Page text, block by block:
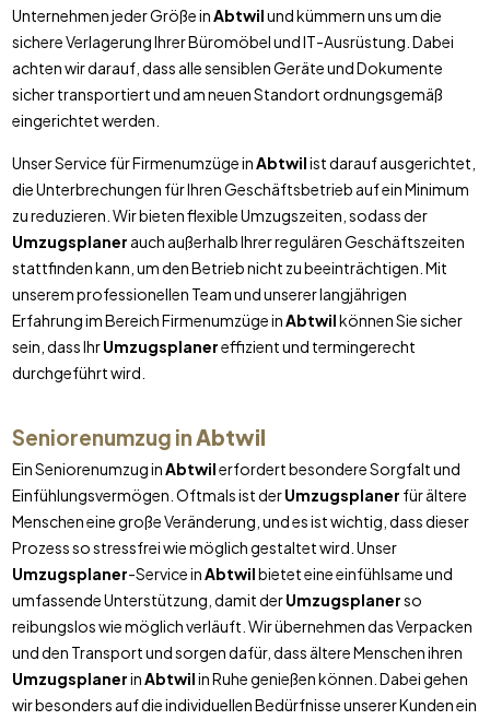
Unternehmen jeder Größe inAbtwilund kümmern uns um die
sichere Verlagerung Ihrer Büromöbel und IT-Ausrüstung. Dabei
achten wir darauf, dass alle sensiblen Geräte und Dokumente
sicher transportiert und am neuen Standort ordnungsgemäß
eingerichtet werden.
Unser Service für Firmenumzüge inAbtwilist darauf ausgerichtet,
die Unterbrechungen für Ihren Geschäftsbetrieb auf ein Minimum
zu reduzieren. Wir bieten flexible Umzugszeiten, sodass der
Umzugsplaner auch außerhalb Ihrer regulären Geschäftszeiten
stattfinden kann, um den Betrieb nicht zu beeinträchtigen. Mit
unserem professionellen Team und unserer langjährigen
Erfahrung im Bereich Firmenumzüge inAbtwilkönnen Sie sicher
sein, dass IhrUmzugsplanereffizient und termingerecht
durchgeführt wird.
Seniorenumzug inAbtwil
Ein Seniorenumzug inAbtwilerfordert besondere Sorgfalt und
Einfühlungsvermögen. Oftmals ist derUmzugsplaner für ältere
Menschen eine große Veränderung, und es ist wichtig, dass dieser
Prozess so stressfrei wie möglich gestaltet wird. Unser
Umzugsplaner-Service inAbtwilbietet eine einfühlsame und
umfassende Unterstützung, damit derUmzugsplanerso
reibungslos wie möglich verläuft. Wir übernehmen das Verpacken
und den Transport und sorgen dafür, dass ältere Menschen ihren
UmzugsplanerinAbtwilin Ruhe genießen können. Dabei gehen
wir besonders auf die individuellen Bedürfnisse unserer Kunden ein